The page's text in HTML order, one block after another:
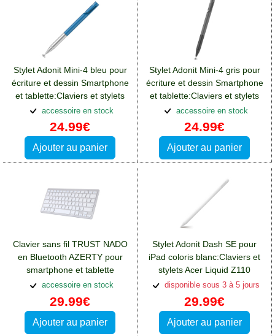
Stylet Adonit Mini-4 bleu pour
écriture et dessin Smartphone
et tablette:Claviers et stylets
Acer Liquid Z110
accessoire en stock
24.99€
Ajouter au panier
Stylet Adonit Mini-4 gris pour
écriture et dessin Smartphone
et tablette:Claviers et stylets
Acer Liquid Z110
accessoire en stock
24.99€
Ajouter au panier
Clavier sans fil TRUST NADO
en Bluetooth AZERTY pour
smartphone et tablette
Android
accessoire en stock
29.99€
Ajouter au panier
Stylet Adonit Dash SE pour
iPad coloris blanc:Claviers et
stylets Acer Liquid Z110
disponible sous 3 à 5 jours
29.99€
Ajouter au panier